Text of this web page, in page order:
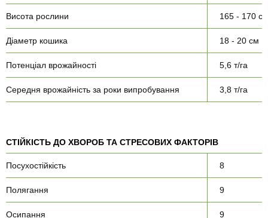
Висота рослини 165 - 170 см
Діаметр кошика 18 - 20 см
Потенціал врожайності 5,6 т/га
Середня врожайність за роки випробування 3,8 т/га
СТІЙКІСТЬ ДО ХВОРОБ ТА СТРЕСОВИХ ФАКТОРІВ
Посухостійкість 8
Полягання 9
Осипання 9